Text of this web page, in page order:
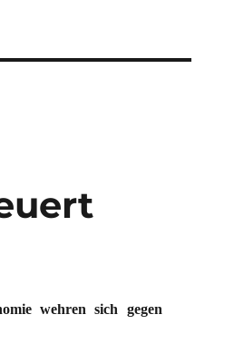
wehren sich gegen